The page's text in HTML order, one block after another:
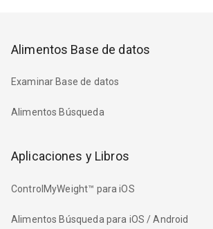
Alimentos Base de datos
Examinar Base de datos
Alimentos Búsqueda
Aplicaciones y Libros
ControlMyWeight™ para iOS
Alimentos Búsqueda para iOS / Android